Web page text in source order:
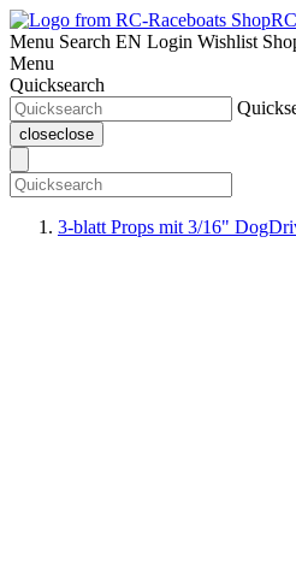
Menu Search EN Login Wishlist
Menu
Quicksearch
closeclose
3-blatt Props mit 3/16"